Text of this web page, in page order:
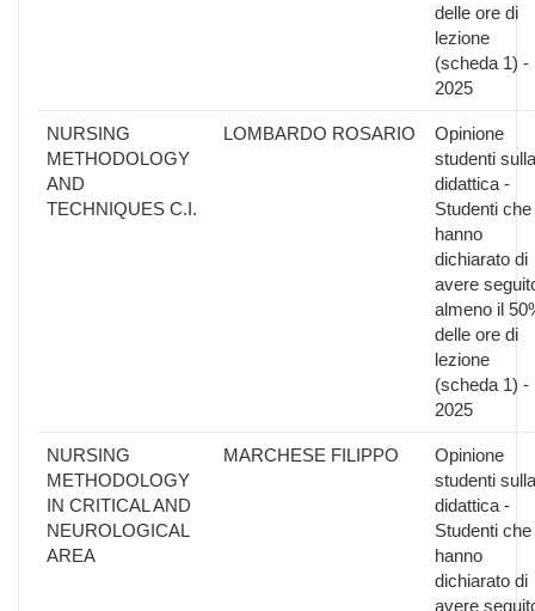
delle ore di
lezione
(scheda 1) -
2025
NURSING
METHODOLOGY
AND
TECHNIQUES C.I.
LOMBARDO ROSARIO
Opinione
studenti sulla
didattica -
Studenti che
hanno
dichiarato di
avere
almeno il
delle ore di
lezione
(scheda 1) -
2025
NURSING
METHODOLOGY
IN CRITICAL AND
NEUROLOGICAL
AREA
MARCHESE FILIPPO
Opinione
studenti sulla
didattica -
Studenti che
hanno
dichiarato di
avere